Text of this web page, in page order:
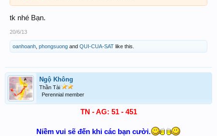
tk nhé Bạn.
20/6/13
oanhoanh phongsuong and QUI-CUA-SAT like this.
Ngộ Không
Thần Tài
Perennial member
TN - AG: 51 - 451
Niềm vui sẽ đến khi các bạn cười.